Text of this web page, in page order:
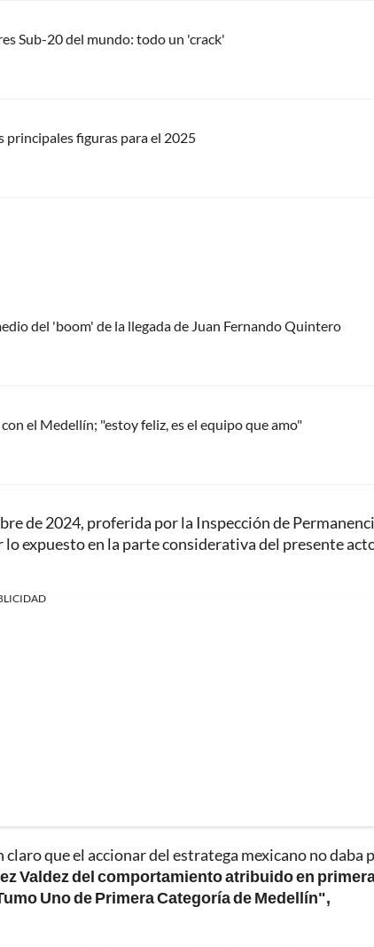
Sub-20 del mundo: todo un 'crack'
principales figuras para el 2025
del 'boom' de la llegada de Juan Fernando Quintero
el Medellín; "estoy feliz, es el equipo que amo"
de 2024, proferida por la Inspección de
expuesto en la parte considerativa del presente
que el accionar del estratega mexicano no daba
Valdez del comportamiento atribuido en
Uno de Primera Categoría de Medellín",